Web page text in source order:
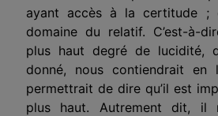
ayant accès à la certitude ;
domaine du relatif. C’est-à-
plus haut degré de lucidité,
donné, nous contiendrait en
permettrait de dire qu’il est
plus haut. Autrement dit, il